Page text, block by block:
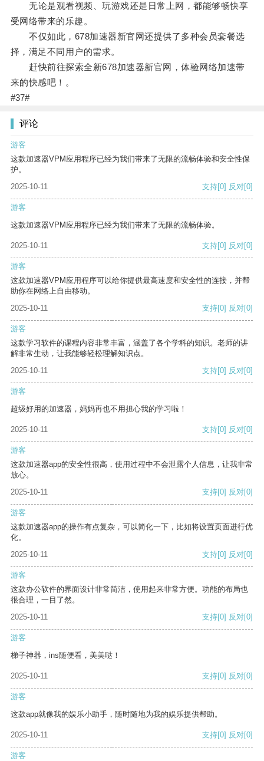
无论是观看视频、玩游戏还是日常上网，都能够畅快享
受网络带来的乐趣。
不仅如此，678加速器新官网还提供了多种会员套餐选
择，满足不同用户的需求。
赶快前往探索全新678加速器新官网，体验网络加速带
来的快感吧！。
#37#
评论
游客
这款加速器VPM应用程序已经为我们带来了无限的流畅体验和安全性保
护。
2025-10-11
支持[0] 反对[0]
游客
这款加速器VPM应用程序已经为我们带来了无限的流畅体验。
2025-10-11 支持[0] 反对[0]
游客
这款加速器VPM应用程序可以给你提供最高速度和安全性的连接，并帮
助你在网络上自由移动。
2025-10-11
支持[0] 反对[0]
游客
这款学习软件的课程内容非常丰富，涵盖了各个学科的知识。老师的讲
解非常生动，让我能够轻松理解知识点。
2025-10-11
支持[0] 反对[0]
游客
超级好用的加速器，妈妈再也不用担心我的学习啦！
2025-10-11 支持[0] 反对[0]
游客
这款加速器app的安全性很高，使用过程中不会泄露个人信息，让我非常
放心。
2025-10-11
支持[0] 反对[0]
游客
这款加速器app的操作有点复杂，可以简化一下，比如将设置页面进行优
化。
2025-10-11
支持[0] 反对[0]
游客
这款办公软件的界面设计非常简洁，使用起来非常方便。功能的布局也
很合理，一目了然。
2025-10-11
支持[0] 反对[0]
游客
梯子神器，ins随便看，美美哒！
2025-10-11 支持[0] 反对[0]
游客
这款app就像我的娱乐小助手，随时随地为我的娱乐提供帮助。
2025-10-11 支持[0] 反对[0]
游客